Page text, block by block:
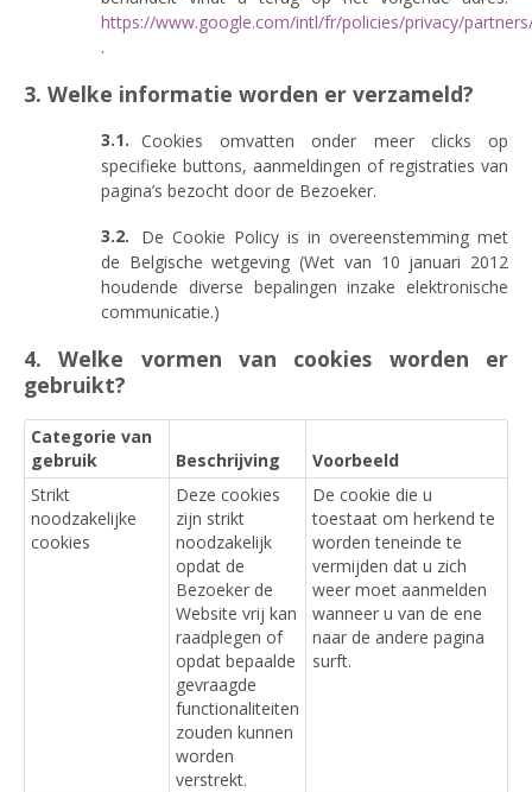
https://www.google.com/intl/fr/policies/privacy/
.
3. Welke informatie worden er verzameld?
Cookies omvatten onder meer clicks op
specifieke buttons, aanmeldingen of registraties van
pagina’s bezocht door de Bezoeker.
De Cookie Policy is in overeenstemming met
de Belgische wetgeving (Wet van 10 januari 2012
houdende diverse bepalingen inzake elektronische
communicatie.)
4. Welke vormen van cookies worden er
gebruikt?
Categorie van
gebruik
Beschrijving
Voorbeeld
Strikt
noodzakelijke
cookies
Deze cookies
zijn strikt
noodzakelijk
opdat de
Bezoeker de
Website vrij kan
raadplegen of
opdat bepaalde
gevraagde
functionaliteiten
zouden kunnen
worden
verstrekt.
De cookie die u
toestaat om herkend te
worden teneinde te
vermijden dat u zich
weer moet aanmelden
wanneer u van de ene
naar de andere pagina
surft.